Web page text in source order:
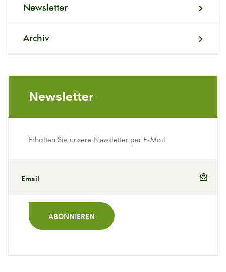
Newsletter
Archiv
Newsletter
Erhalten Sie unsere Newsletter per E-Mail
ABONNIEREN